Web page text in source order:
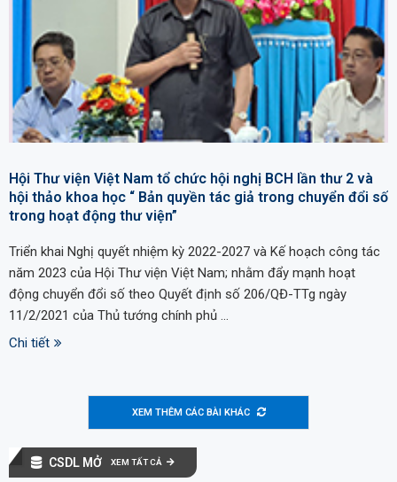
Hội Thư viện Việt Nam tổ chức hội nghị BCH lần thư 2 và
hội thảo khoa học “ Bản quyền tác giả trong chuyển đổi số
trong hoạt động thư viện”
Triển khai Nghị quyết nhiệm kỳ 2022-2027 và Kế hoạch công tác
năm 2023 của Hội Thư viện Việt Nam; nhằm đẩy mạnh hoạt
động chuyển đổi số theo Quyết định số 206/QĐ-TTg ngày
11/2/2021 của Thủ tướng chính phủ …
Chi tiết
XEM THÊM CÁC BÀI KHÁC
CSDL MỞ XEM TẤT CẢ